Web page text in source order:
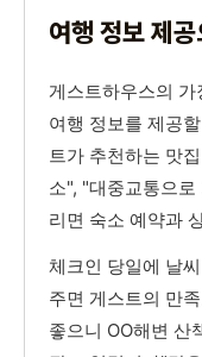
여행 정보 제공
게스트하우스의
여행 정보를 제공
트가 추천하는 맛
소", "대중교통으
리면 숙소 예약과
체크인 당일에 날
주면 게스트의 만
좋으니 OO해변 산